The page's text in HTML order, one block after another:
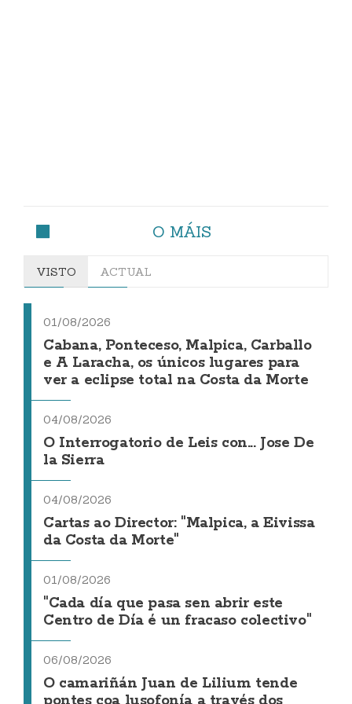
O MÁIS
VISTO ACTUAL
01/08/2026
Cabana, Ponteceso, Malpica, Carballo
e A Laracha, os únicos lugares para
ver a eclipse total na Costa da Morte
04/08/2026
O Interrogatorio de Leis con... Jose De
la Sierra
04/08/2026
Cartas ao Director: "Malpica, a Eivissa
da Costa da Morte"
01/08/2026
"Cada día que pasa sen abrir este
Centro de Día é un fracaso colectivo"
06/08/2026
O camariñán Juan de Lilium tende